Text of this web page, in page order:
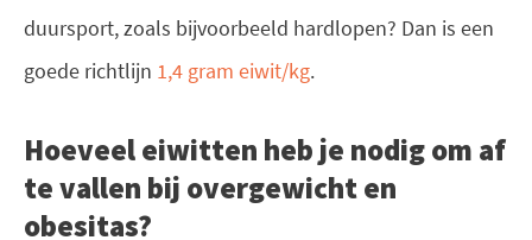
duursport, zoals bijvoorbeeld hardlopen? Dan is een
goede richtlijn 1,4 gram eiwit/kg.
Hoeveel eiwitten heb je nodig om af
te vallen bij overgewicht en
obesitas?